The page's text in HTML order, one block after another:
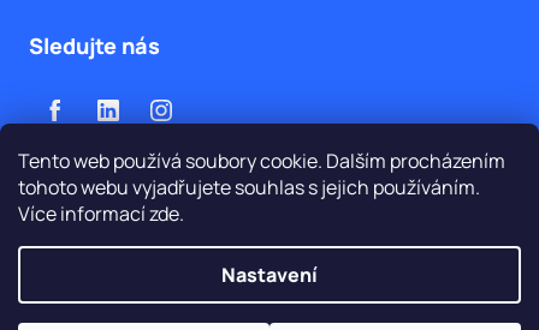
Tento web používá soubory cookie. Dalším procházením
tohoto webu vyjadřujete souhlas s jejich používáním.
Více informacízde.
Nastavení
Sledujte nás
Vytvořil Shoptet